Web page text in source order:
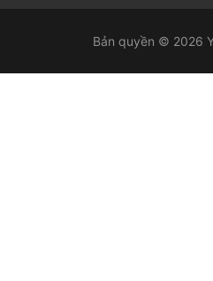
Bản quyền © 2026